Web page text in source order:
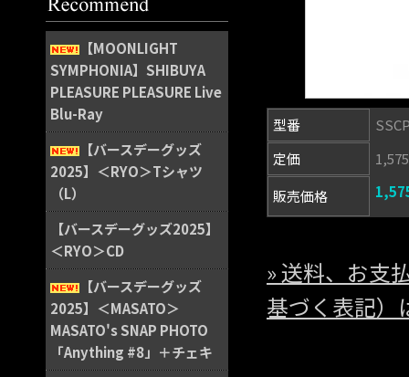
【MOONLIGHT
SYMPHONIA】SHIBUYA
PLEASURE PLEASURE Live
Blu-Ray
【バースデーグッズ
2025】＜RYO＞Tシャツ
（L）
【バースデーグッズ2025】
＜RYO＞CD
【バースデーグッズ
2025】＜MASATO＞
MASATO's SNAP PHOTO
「Anything #8」＋チェキ
型番
定価
販売価格
» 送料、お支
基づく表記）